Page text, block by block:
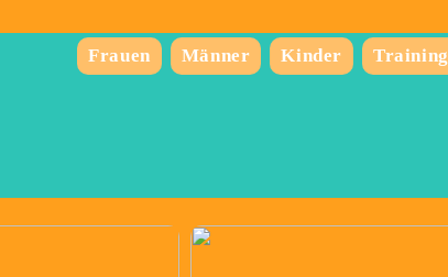
Frauen Männer Kinder Training